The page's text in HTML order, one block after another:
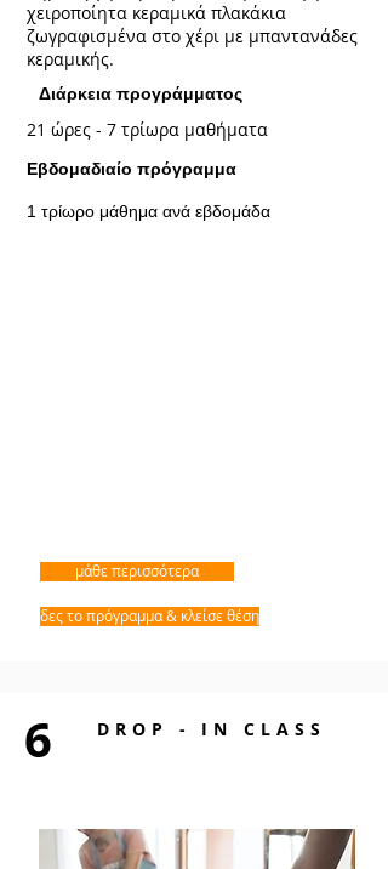
χειροποίητα κεραμικά πλακάκια
ζωγραφισμένα στο χέρι με μπαντανάδες
κεραμικής.
Διάρκεια προγράμματος
21 ώρες - 7 τρίωρα μαθήματα
Εβδομαδιαίο πρόγραμμα
1 τρίωρο μάθημα ανά εβδομάδα
μάθε περισσότερα
δες το πρόγραμμα & κλείσε θέση
6 DROP - IN CLASS